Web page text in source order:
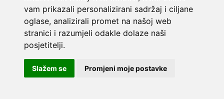
vam prikazali personalizirani sadržaj i ciljane
oglase, analizirali promet na našoj web
stranici i razumjeli odakle dolaze naši
posjetitelji.
Slažem se Promjeni moje postavke
© 2014 Template byw3layouts
© 2026 Dekada Inflatables
FLATICON.COM
Dekada Inflatables j.d.o.o. - OIB: 32362477968 - IBAN: